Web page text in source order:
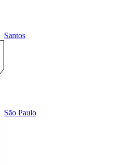
Santos
São Paulo